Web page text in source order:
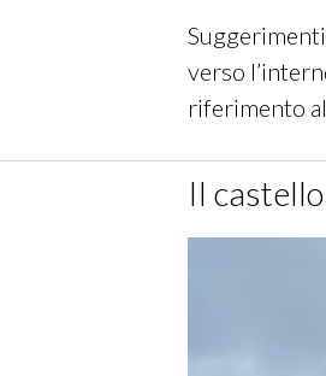
verso
riferimento
Il